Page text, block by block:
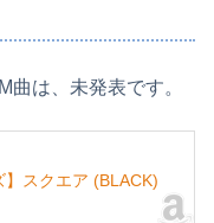
は、未発表です。
】スクエア (BLACK)